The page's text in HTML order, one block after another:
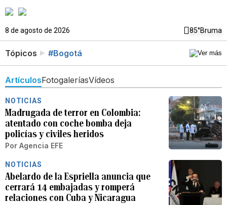
8 de agosto de 2026 85°Bruma
Tópicos #Bogotá
ArtículosFotogaleríasVídeos
NOTICIAS
Madrugada de terror en Colombia:
atentado con coche bomba deja
policías y civiles heridos
Por Agencia EFE
NOTICIAS
Abelardo de la Espriella anuncia que
cerrará 14 embajadas y romperá
relaciones con Cuba y Nicaragua